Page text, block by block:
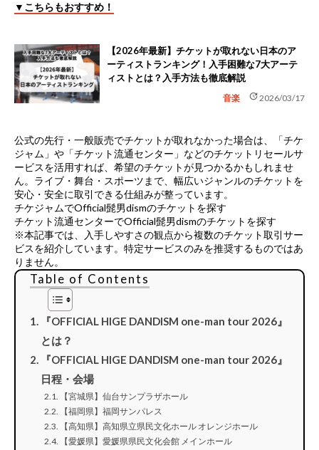
▼こちらもおすすめ！
【2026年最新】チケットが取れない日本のア
ーティストランキング！入手困難な7大アーテ
ィストとは？入手方法も徹底解説
音楽 update2026/03/17
公式の先行・一般販売でチケットが取れなかった場合は、
「チケ
ジャム」や「チケット流通センター」などのチケットリセールサ
ービスを活用すれば、希望のチケットが見つかるかもしれませ
ん。ライブ・舞台・スポーツまで、幅広いジャンルのチケットを
安心・安全に取引できる仕組みが整っています。
チケジャムでOfficial髭男dismのチケットを探す
チケット流通センターでOfficial髭男dismのチケットを探す
※本記事では、入手しやすさの観点から複数のチケット取引サー
ビスを紹介しています。特定サービスのみを推奨するものではあ
りません。
Table of Contents
『OFFICIAL HIGE DANDISM one-man tour 2026』
とは？
『OFFICIAL HIGE DANDISM one-man tour 2026』
日程・会場
【宮城県】仙台サンプラザホール
【福岡県】福岡サンパレス
【高知県】高知県立県民文化ホール オレンジホール
【愛媛県】愛媛県県民文化会館 メインホール